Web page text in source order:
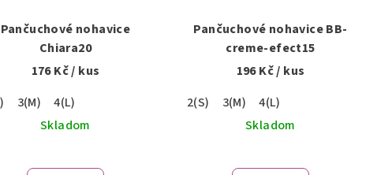
Pančuchové nohavice
Chiara20
176 Kč/ kus
3(M)
4(L)
Skladom
Pančuchové nohavice BB-
creme-efect15
196 Kč/ kus
2(S)
3(M)
4(L)
Skladom